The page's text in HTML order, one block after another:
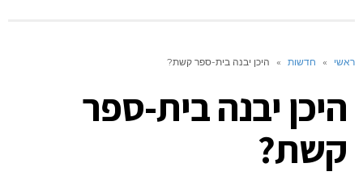
ראשי » חדשות » היכן יבנה בית-ספר קשת?
היכן יבנה בית-ספר
קשת?